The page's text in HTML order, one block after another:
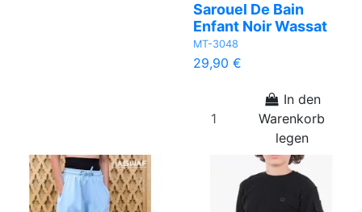
Sarouel De Bain
Enfant Noir Wassat
MT-3048
29,90 €
In den
Warenkorb
legen